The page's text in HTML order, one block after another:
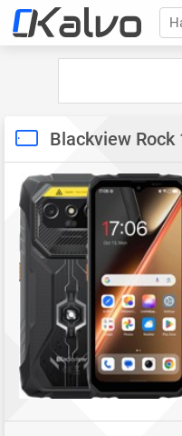
Blackview Rock